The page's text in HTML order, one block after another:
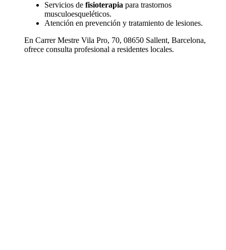
Servicios de fisioterapia para trastornos
musculoesqueléticos.
Atención en prevención y tratamiento de lesiones.
En Carrer Mestre Vila Pro, 70, 08650 Sallent, Barcelona,
ofrece consulta profesional a residentes locales.